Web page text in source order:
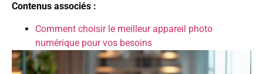
Contenus associés :
Comment choisir le meilleur appareil photo
numérique pour vos besoins